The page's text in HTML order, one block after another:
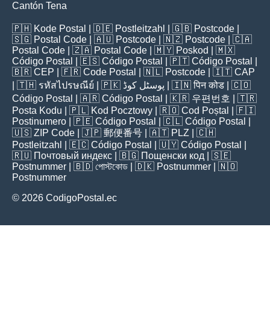
Cantón Tena
🇵🇭 Kode Postal | 🇩🇪 Postleitzahl | 🇬🇧 Postcode
🇸🇬 Postal Code | 🇦🇺 Postcode | 🇳🇿 Postcode | 🇨🇦
Postal Code | 🇿🇦 Postal Code | 🇲🇾 Poskod
| 🇲🇽
Código Postal
| 🇪🇸 Código Postal | 🇵🇹 Código Postal
🇧🇷 CEP | 🇫🇷 Code Postal | 🇳🇱 Postcode | 🇮🇹 CAP
| 🇹🇭 รหัสไปรษณีย์ | 🇵🇰 پوسٹل کوڈ | 🇮🇳पिन कोड | 🇨🇴
Código Postal
| 🇦🇷 Código Postal | 🇰🇷 우편번호
| 🇹🇷
Posta Kodu | 🇵🇱 Kod Pocztowy | 🇷🇴 Cod Poștal
| 🇫🇮
Postinumero | 🇵🇪 Código Postal | 🇨🇱 Código Postal
🇺🇸 ZIP Code | 🇯🇵 郵便番号 | 🇦🇹 PLZ | 🇨🇭
Postleitzahl
| 🇪🇨 Código Postal | 🇺🇾 Código Postal
🇷🇺 Почтовый индекс | 🇧🇬 Пощенски код | 🇸🇪
Postnummer | 🇧🇩 পোস্টকোড | 🇩🇰 Postnummer | 🇳🇴
Postnummer
© 2026 CodigoPostal.ec